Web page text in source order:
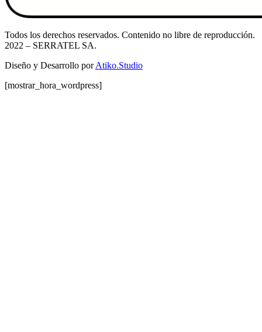
Todos los derechos reservados. Contenido no libre de reproducción.
2022 – SERRATEL SA.
Diseño y Desarrollo porAtiko.Studio
[mostrar_hora_wordpress]